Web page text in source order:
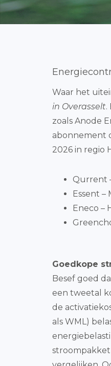
Waar het
in Overasselt.
zoals Anode
abonnement
2026 in regio
Qurrent
Essent –
Eneco –
Goedkope
Besef goed
een tweetal
de
als WML)